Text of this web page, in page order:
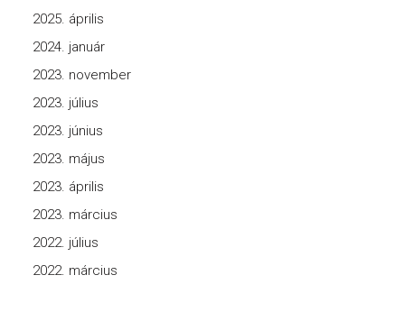
2025. április
2024. január
2023. november
2023. július
2023. június
2023. május
2023. április
2023. március
2022. július
2022. március